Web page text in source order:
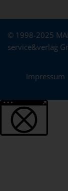
© 1998-2025
service&verlag
Impressum
Weitere